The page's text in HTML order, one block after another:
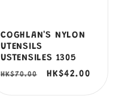
COGHLAN'S NYLON
UTENSILS
USTENSILES 1305
定
HK$70.00
售
HK$42.00